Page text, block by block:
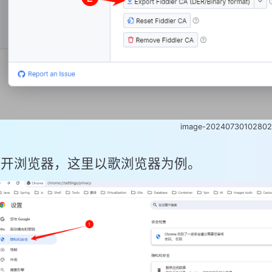
image-
浏览器，这里以歌浏览器为例。